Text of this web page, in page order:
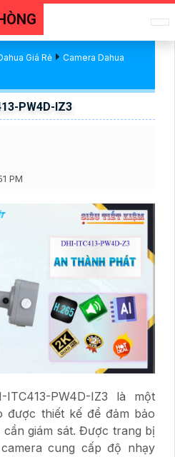
Giá Rẻ
Camera Dahua
PW4D-IZ3
PM
PW4D-IZ3 là một
được thiết kế để đảm bảo
giám sát. Được trang bị
cung cấp độ nhạy